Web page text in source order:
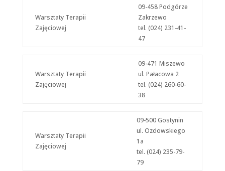
Warsztaty Terapii
Zajęciowej
09-458 Podgórze
Zakrzewo
tel. (024) 231-41-
47
Warsztaty Terapii
Zajęciowej
09-471 Miszewo
ul. Pałacowa 2
tel. (024) 260-60-
38
Warsztaty Terapii
Zajęciowej
09-500 Gostynin
ul. Ozdowskiego
1a
tel. (024) 235-79-
79